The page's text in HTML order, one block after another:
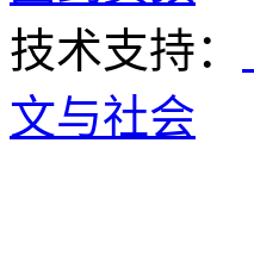
技术支持：
文与社会